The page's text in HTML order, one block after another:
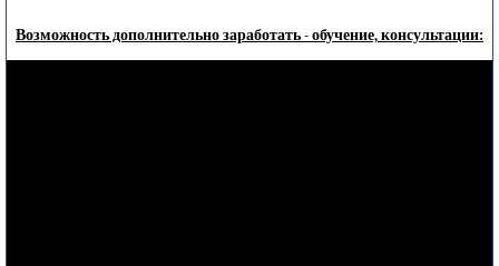
Возможность дополнительно заработать - обучение, консультации: